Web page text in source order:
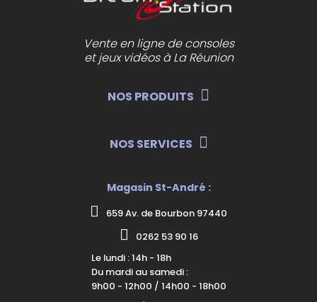
Vente en ligne de consoles
et jeux vidéos à La Réunion
NOS PRODUITS
NOS SERVICES
Magasin St-André :
659 Av. de Bourbon 97440
0262 53 90 16
Le lundi : 14h - 18h
Du mardi au samedi :
9h00 - 12h00 / 14h00 - 18h00